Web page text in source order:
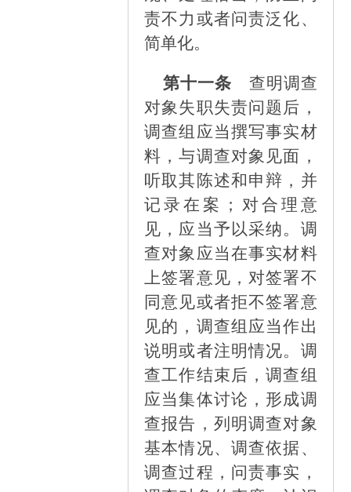
责不力或者问责泛化、
简单化。
第十一条 查明调查
对象失职失责问题后，
调查组应当撰写事实材
料，与调查对象见面，
听取其陈述和申辩，并
记录在案；对合理意
见，应当予以采纳。调
查对象应当在事实材料
上签署意见，对签署不
同意见或者拒不签署意
见的，调查组应当作出
说明或者注明情况。调
查工作结束后，调查组
应当集体讨论，形成调
查报告，列明调查对象
基本情况、调查依据、
调查过程，问责事实，